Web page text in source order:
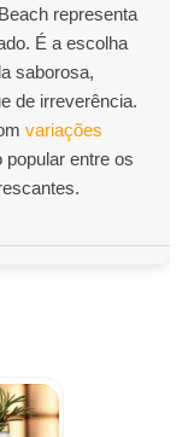
representa
É a escolha
saborosa,
de irreverência.
variações
entre os